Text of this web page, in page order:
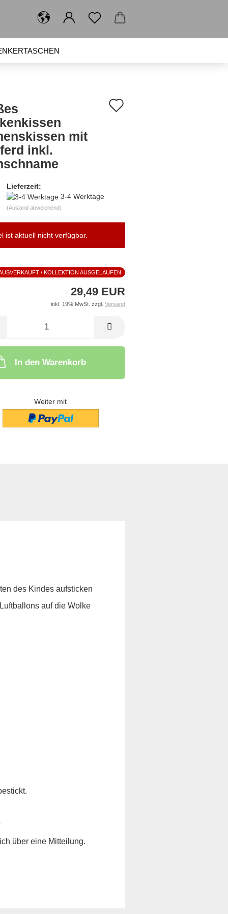
mit
inkl.
Lieferzeit:
3-4 Werktage
(Ausland abweichend)
ist aktuell nicht verfügbar.
/ KOLLEKTION AUSGELAUFEN
29,49 EUR
inkl. 19% MwSt. zzgl. Versand
In den Warenkorb
Weiter mit
des Kindes aufsticken
auf die Wolke
über eine Mitteilung.